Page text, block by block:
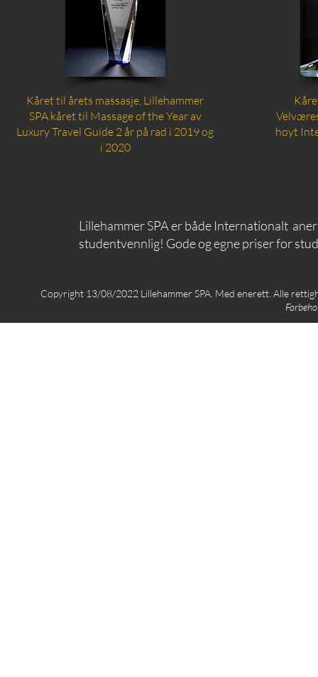
Kåret til årets massasje, Lillehammer
SPA kåret til Massage of the Year av
Luxury Travel Guide 2 år på rad i 2019 og
i 2020
høyt
Lillehammer SPA er både Internationalt
studentvennlig! Gode og egne priser for
Copyright 13/08/2022 Lillehammer SPA. Med enerett. Alle